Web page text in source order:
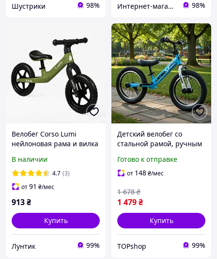
Шустрики 98% Интернет-магазин elfik.in.ua 98%
Велобег Corso Lumi
нейлоновая рама и вилка
Зеленый (LR-44802)
В наличии
4.7 (3)
от91 ₴/мес
913₴
Купить
Лунтик 99%
Детский велобег со
стальной рамой, ручным
надувными резиновыми
14 , алюминиевыми
ног
Готово к отправке
от 148₴/мес
1 479₴
1 678 ₴
Купить
TOPshop 99%